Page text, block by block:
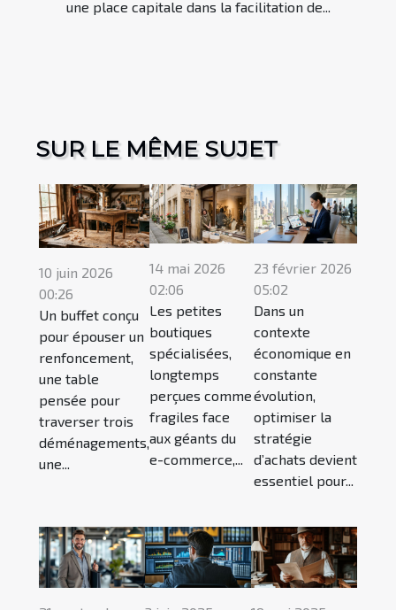
une place capitale dans la facilitation de...
SUR LE MÊME SUJET
10 juin 2026
00:26
Un buffet conçu
pour épouser un
renfoncement,
une table
pensée pour
traverser trois
déménagements,
une...
14 mai 2026
02:06
Les petites
boutiques
spécialisées,
longtemps
perçues comme
fragiles face
aux géants du
e-commerce,...
23 février 2026
05:02
Dans un
contexte
économique en
constante
évolution,
optimiser la
stratégie
d’achats devient
essentiel pour...